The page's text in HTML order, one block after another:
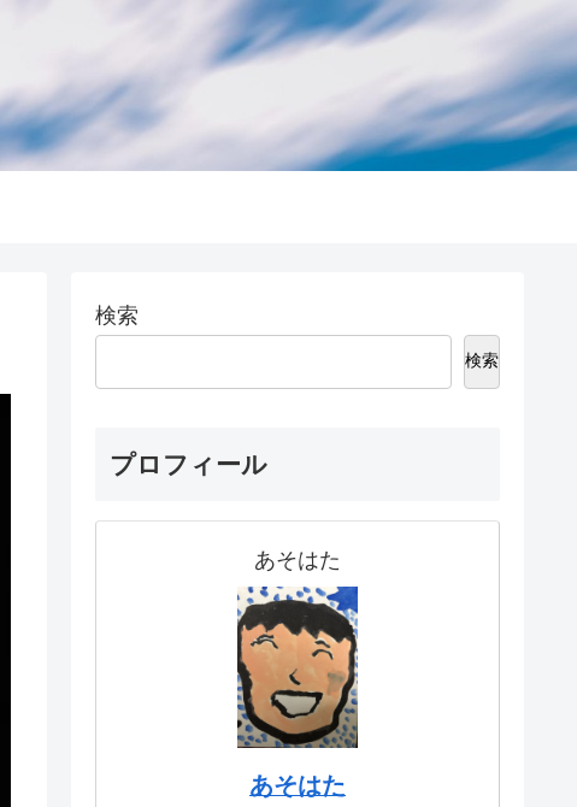
検索
検索
プロフィール
あそはた
あそはた